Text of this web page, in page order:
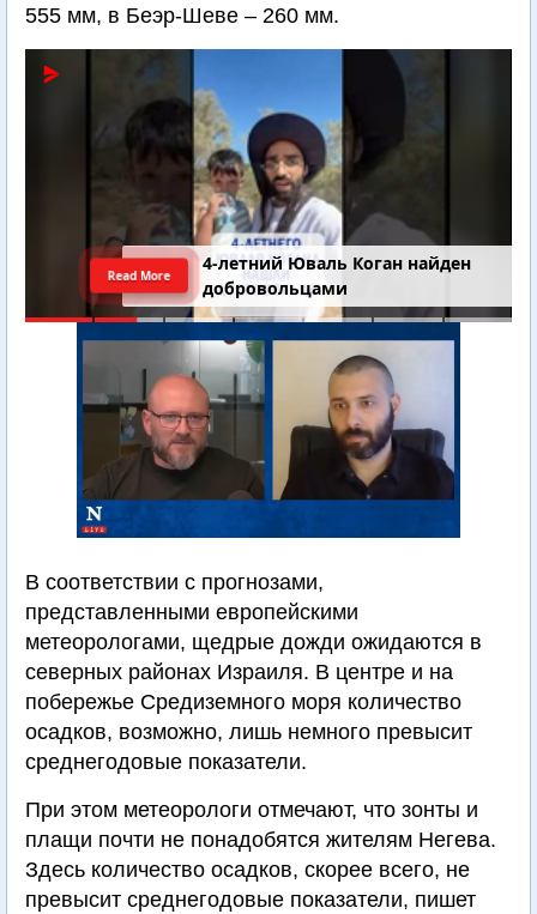
555 мм, в Беэр-Шеве – 260 мм.
4-летний Юваль Коган найден
добровольцами
Read More
В соответствии с прогнозами,
представленными европейскими
метеорологами, щедрые дожди ожидаются в
северных районах Израиля. В центре и на
побережье Средиземного моря количество
осадков, возможно, лишь немного превысит
среднегодовые показатели.
При этом метеорологи отмечают, что зонты и
плащи почти не понадобятся жителям Негева.
Здесь количество осадков, скорее всего, не
превысит среднегодовые показатели, пишет